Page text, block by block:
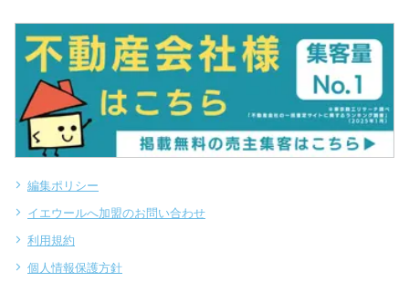
編集ポリシー
イエウールへ加盟のお問い合わせ
利用規約
個人情報保護方針